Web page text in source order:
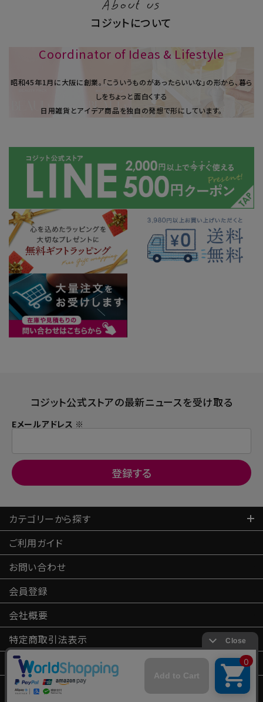
About us
コジットについて
Coordinator of Ideas & Lifestyle
昭和45年1⽉に大阪に創業。「こういうものがあったらいいな」の形から、暮ら
しをちょっと面白くする
日用雑貨とアイデア商品を独自の発想で形にしています。
コジット公式ストアの最新ニュースを受け取る
Eメールアドレス ※
カテゴリーから探す
ご利用ガイド
お問い合わせ
会員登録
会社概要
特定商取引法表示
プライバシーポリシー
法人のお客様へ